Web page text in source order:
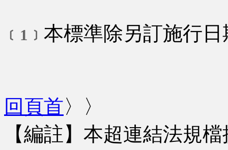
﹝1﹞ 本標準除另訂施行
回頁首〉〉
【編註】本超連結法規